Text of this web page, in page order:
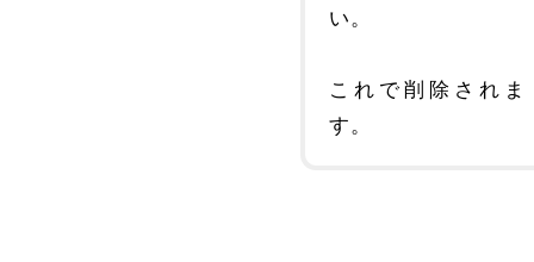
い。
これで削除されま
す。